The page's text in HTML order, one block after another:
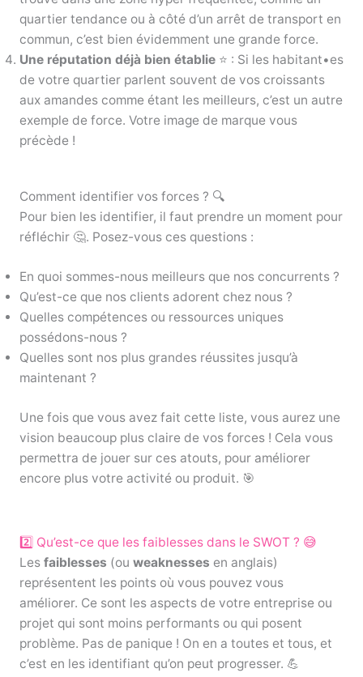
quartier tendance ou à côté d’un arrêt de transport en
commun, c’est bien évidemment une grande force.
Une réputation déjà bien établie⭐ : Si les habitant•es
de votre quartier parlent souvent de vos croissants
aux amandes comme étant les meilleurs, c’est un autre
exemple de force. Votre image de marque vous
précède !
Comment identifier vos forces ? 🔍
Pour bien les identifier, il faut prendre un moment pour
réfléchir 🤔. Posez-vous ces questions :
En quoi sommes-nous meilleurs que nos concurrents ?
Qu’est-ce que nos clients adorent chez nous ?
Quelles compétences ou ressources uniques
possédons-nous ?
Quelles sont nos plus grandes réussites jusqu’à
maintenant ?
Une fois que vous avez fait cette liste, vous aurez une
vision beaucoup plus claire de vos forces ! Cela vous
permettra de jouer sur ces atouts, pour améliorer
encore plus votre activité ou produit. 🎯
2️⃣ Qu’est-ce que les faiblesses dans le SWOT ? 😅
Les faiblesses (ou weaknesses en anglais)
représentent les points où vous pouvez vous
améliorer. Ce sont les aspects de votre entreprise ou
projet qui sont moins performants ou qui posent
problème. Pas de panique ! On en a toutes et tous, et
c’est en les identifiant qu’on peut progresser. 💪